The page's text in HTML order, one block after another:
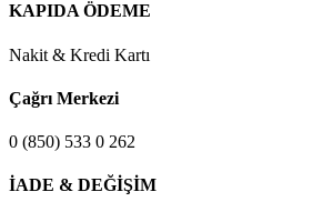
KAPIDA ÖDEME
Nakit & Kredi Kartı
Çağrı Merkezi
0 (850) 533 0 262
İADE & DEĞİŞİM